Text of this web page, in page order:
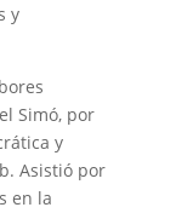
y
Simó, por
y
Asistió por
en la